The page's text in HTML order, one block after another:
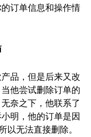
订单信息和操作情
品，但是后来又改
他尝试删除订单的
奈之下，他联系了
明，他的订单是因
以无法直接删除。